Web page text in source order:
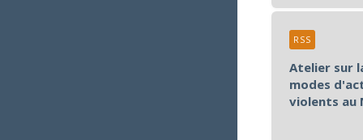
Atelier sur
modes
violents au
RSS